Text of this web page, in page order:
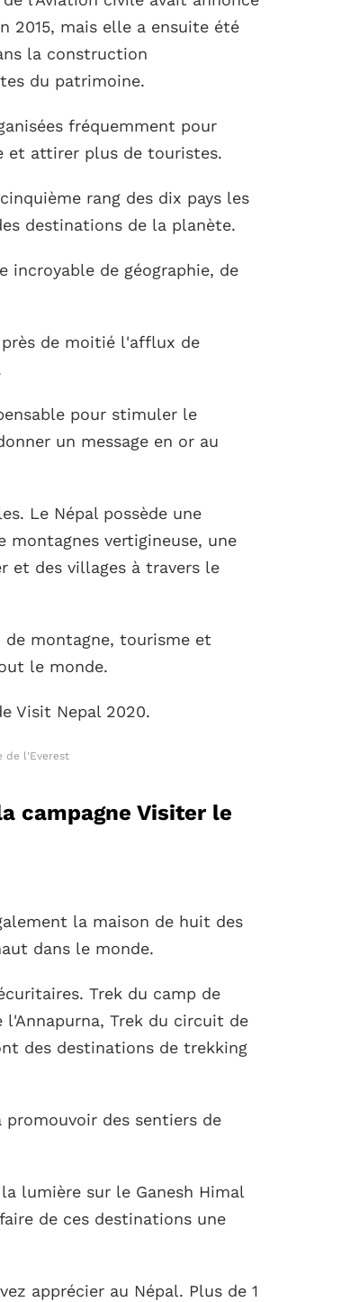
2015, mais elle a ensuite été
la construction
du patrimoine.
fréquemment pour
et attirer plus de touristes.
rang des dix pays les
destinations de la planète.
incroyable de géographie, de
près de moitié l'afflux de
pour stimuler le
un message en or au
Le Népal possède une
montagnes vertigineuse, une
et des villages à travers le
de montagne, tourisme et
le monde.
Visit Nepal 2020.
de l'Everest
campagne Visiter le
la maison de huit des
dans le monde.
Trek du camp de
l'Annapurna, Trek du circuit de
des destinations de trekking
des sentiers de
lumière sur le Ganesh Himal
de ces destinations une
apprécier au Népal. Plus de 1